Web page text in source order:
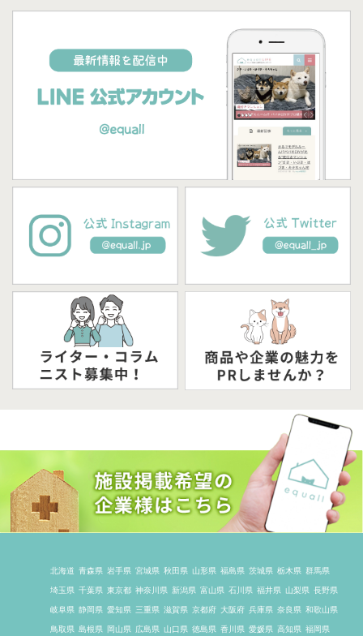
北海道 青森県 岩手県 宮城県 秋田県 山形県 福島県 茨城県 栃木県 群馬県
埼玉県 千葉県 東京都 神奈川県 新潟県 富山県 石川県 福井県 山梨県 長野県
岐阜県 静岡県 愛知県 三重県 滋賀県 京都府 大阪府 兵庫県 奈良県 和歌山県
鳥取県 島根県 岡山県 広島県 山口県 徳島県 香川県 愛媛県 高知県 福岡県